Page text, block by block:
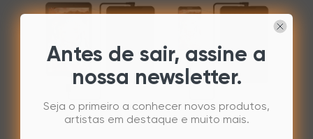
Antes de sair, assine a
nossa newsletter.
Seja o primeiro a conhecer novos produtos,
artistas em destaque e muito mais.